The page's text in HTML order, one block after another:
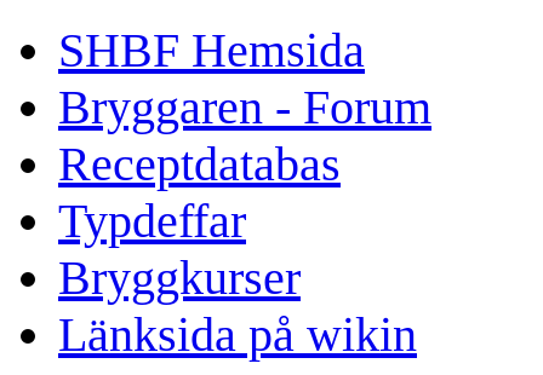
SHBF Hemsida
Bryggaren - Forum
Receptdatabas
Typdeffar
Bryggkurser
Länksida på wikin